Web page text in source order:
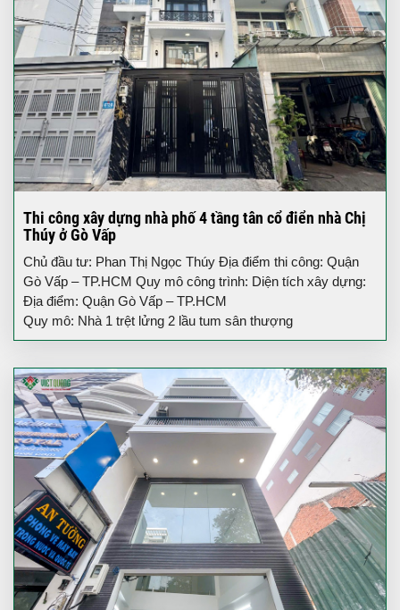
Thi công xây dựng nhà phố 4 tầng tân cổ điển nhà Chị
Thúy ở Gò Vấp
Chủ đầu tư: Phan Thị Ngọc Thúy Địa điểm thi công: Quận
Gò Vấp – TP.HCM Quy mô công trình: Diện tích xây dựng:
Địa điểm: Quận Gò Vấp – TP.HCM
Quy mô: Nhà 1 trệt lửng 2 lầu tum sân thượng